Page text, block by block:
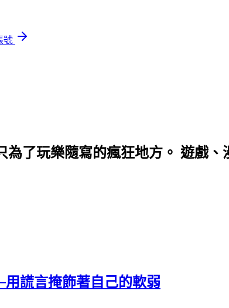
號
為了玩樂隨寫的瘋狂地方。 遊戲
用謊言掩飾著自己的軟弱